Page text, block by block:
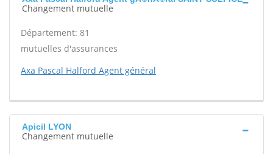
Changement mutuelle
Département: 81
mutuelles d'assurances
Axa Pascal Halford Agent général
Apicil LYON
Changement mutuelle